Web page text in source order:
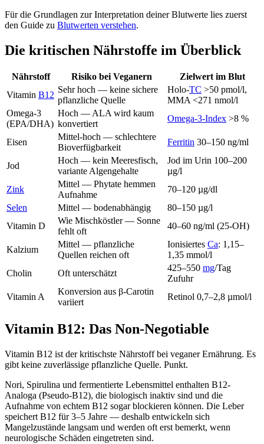
Für die Grundlagen zur Interpretation deiner Blutwerte lies zuerst
den Guide zu Blutwerten verstehen.
Die kritischen Nährstoffe im Überblick
Nährstoff Risiko bei Veganern
Zielwert im Blut
Vitamin B12
Sehr hoch — keine sichere
pflanzliche Quelle
Holo-TC >50 pmol/l,
MMA <271 nmol/l
Omega-3
(EPA/DHA)
Hoch — ALA wird kaum
konvertiert
Omega-3-Index >8 %
Eisen
Mittel-hoch — schlechtere
Bioverfügbarkeit
Ferritin 30–150 ng/ml
Jod
Hoch — kein Meeresfisch,
variante Algengehalte
Jod im Urin 100–200
µg/l
Zink
Mittel — Phytate hemmen
Aufnahme
70–120 µg/dl
Selen
Mittel — bodenabhängig
80–150 µg/l
Vitamin D
Wie Mischköstler — Sonne
fehlt oft
40–60 ng/ml (25-OH)
Kalzium
Mittel — pflanzliche
Quellen reichen oft
Ionisiertes Ca: 1,15–
1,35 mmol/l
Cholin
Oft unterschätzt
425–550 mg/Tag
Zufuhr
Vitamin A
Konversion aus β-Carotin
variiert
Retinol 0,7–2,8 µmol/l
Vitamin B12: Das Non-Negotiable
Vitamin B12 ist der kritischste Nährstoff bei veganer Ernährung. Es
gibt keine zuverlässige pflanzliche Quelle. Punkt.
Nori, Spirulina und fermentierte Lebensmittel enthalten B12-
Analoga (Pseudo-B12), die biologisch inaktiv sind und die
Aufnahme von echtem B12 sogar blockieren können. Die Leber
speichert B12 für 3–5 Jahre — deshalb entwickeln sich
Mangelzustände langsam und werden oft erst bemerkt, wenn
neurologische Schäden eingetreten sind.